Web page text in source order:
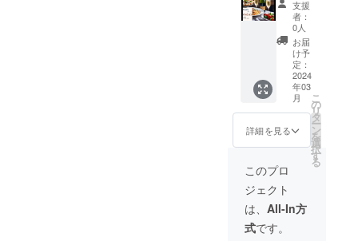
す。
リンク
のみで
も利用
効期限
RenSa
オープ
ンから5
年間と
なりま
本券の
利用に
際し
て、お
釣りは
ご容赦
ド】 お
会計の
際に割
引券と
してご
利用い
ただけ
ます ・
複数人
のお会
計で利
カード
の金額
以下の
場合、
次回来
店時に
支援
者：
0人
お届
け予
定：
2024
年03
月
詳細を見る
こ
の
リ
タ
ー
ン
を
選
択
す
る
このプロ
ジェクト
は、 All-In方
式です。